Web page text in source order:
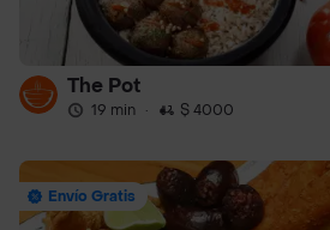
The Pot
19 min · $ 4000
Envío Gratis